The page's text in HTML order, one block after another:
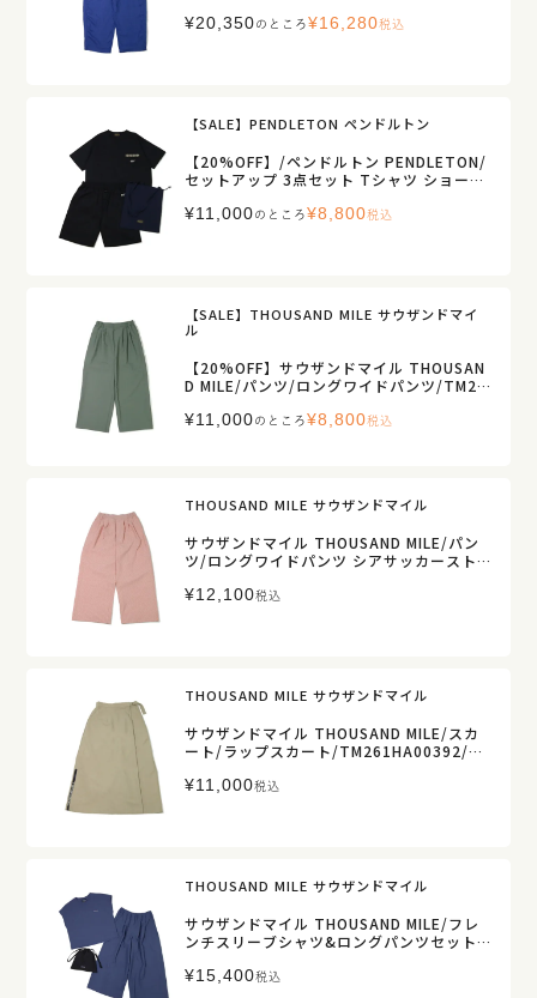
¥20,350 のところ¥16,280税込
【SALE】PENDLETON ペンドルトン
【20%OFF】/ペンドルトン PENDLETON/
セットアップ 3点セット Tシャツ ショー
11/メンズ【正規取扱】
¥11,000 のところ¥8,800税込
【SALE】THOUSAND MILE サウザンドマイ
ル
【20%OFF】サウザンドマイル THOUSAN
D MILE/パンツ/ロングワイドパンツ/TM26
¥11,000 のところ¥8,800税込
THOUSAND MILE サウザンドマイル
サウザンドマイル THOUSAND MILE/パン
ツ/ロングワイドパンツ シアサッカースト
規取扱】
¥12,100税込
THOUSAND MILE サウザンドマイル
サウザンドマイル THOUSAND MILE/スカ
ート/ラップスカート/TM261HA00392/レ
¥11,000税込
THOUSAND MILE サウザンドマイル
サウザンドマイル THOUSAND MILE/フレ
ンチスリーブシャツ&ロングパンツセット/
【正規取扱】
¥15,400税込